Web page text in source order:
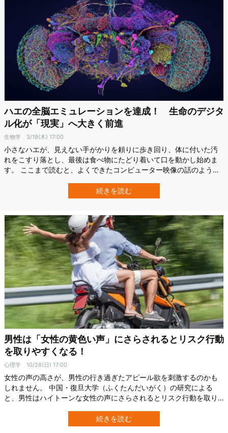
ハエの全脳エミュレーションを達成！ 生命のデジタ
ル化が「現実」へ大きく前進
生物学 3/19(木) 17:00
小さなハエが、見えない手がかりを頼りに歩き回り、体に付いた汚
れをこすり落とし、最後は食べ物にたどり着いて口を動かし始めま
す。 ここまで読むと、よくできたコンピューター映像の話のように
す。 2026年3月、米国の企業イーオン・システムズ（eon）は、こ
の動きはただの作り物ではなく、「生き物の脳の配線をもとにして
続きを読む
男性は「女性の黄色い声」にさらされるとリスク行動
を取りやすくなる！
心理学 10/26(日) 17:00
女性の声の高さが、男性の行き過ぎたアピール欲を刺激するのかも
しれません。 中国・復旦大学（ふくたんだいがく）の研究による
と、男性はハイトーンな女性の声にさらされるとリスク行動を取り
を聞くことで自己アピールを促進する性質が備わっていることを示
唆しています。 しかし一方で、ある条件がつくと、女性の高い声を
続きを読む